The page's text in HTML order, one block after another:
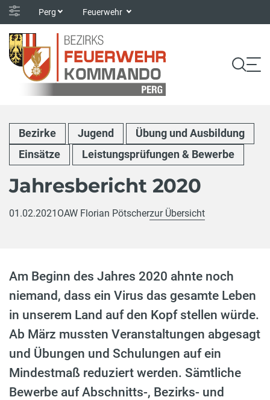
Perg Feuerwehr
Bezirke Jugend
Übung und Ausbildung
Einsätze
Leistungsprüfungen & Bewerbe
Jahresbericht 2020
01.02.2021 OAW Florian Pötscherzur Übersicht
Am Beginn des Jahres 2020 ahnte noch
niemand, dass ein Virus das gesamte Leben
in unserem Land auf den Kopf stellen würde.
Ab März mussten Veranstaltungen abgesagt
und Übungen und Schulungen auf ein
Mindestmaß reduziert werden. Sämtliche
Bewerbe auf Abschnitts-, Bezirks- und